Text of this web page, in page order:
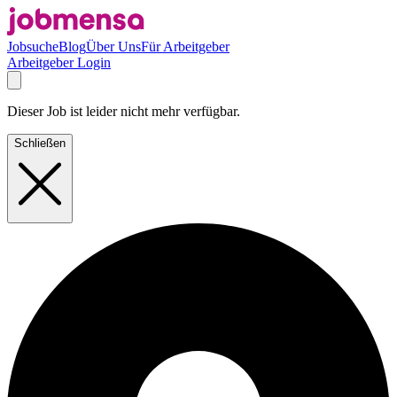
JobsucheBlogÜber UnsFür Arbeitgeber
Arbeitgeber Login
Dieser Job ist leider nicht mehr verfügbar.
Schließen